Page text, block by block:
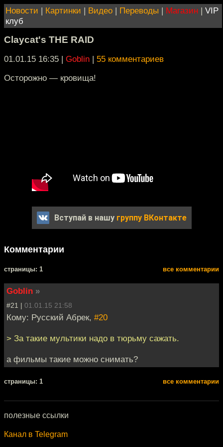
Новости | Картинки | Видео | Переводы | Магазин | VIP
клуб
Claycat's THE RAID
01.01.15 16:35 | Goblin | 55 комментариев
Осторожно — кровища!
Вступай в нашу группу ВКонтакте
Комментарии
cтраницы: 1 все комментарии
Goblin »
#21 | 01.01.15 21:58
Кому: Русский Абрек, #20
> За такие мультики надо в тюрьму сажать.
а фильмы такие можно снимать?
cтраницы: 1 все комментарии
полезные ссылки
Канал в Telegram